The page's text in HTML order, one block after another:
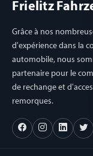
Frielitz
Grâce à nos
d'expérience dans la
automobile, nous
partenaire pour le
de rechange et
remorques.